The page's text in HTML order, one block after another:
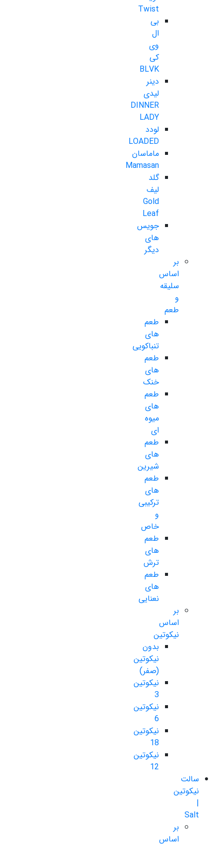
Twist
بی
ال
وی
کی
BLVK
دینر
لیدی
DINNER
LADY
لودد
LOADED
ماماسان
Mamasan
گلد
لیف
Gold
Leaf
جویس
های
دیگر
بر
اساس
سلیقه
و
طعم
طعم
های
تنباکویی
طعم
های
خنک
طعم
های
میوه
ای
طعم
های
شیرین
طعم
های
ترکیبی
و
خاص
طعم
های
ترش
طعم
های
نعنایی
بر
اساس
نیکوتین
بدون
نیکوتین
(صفر)
نیکوتین
3
نیکوتین
6
نیکوتین
18
نیکوتین
12
سالت
نیکوتین
|
Salt
بر
اساس